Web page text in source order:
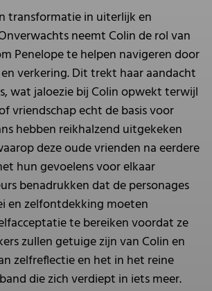
transformatie in uiterlijk en
neemt Colin de rol van
Penelope te helpen navigeren door
verkering. Dit trekt haar aandacht
wat jaloezie bij Colin opwekt terwijl
vriendschap echt de basis voor
hebben reikhalzend uitgekeken
deze oude vrienden na eerdere
hun gevoelens voor elkaar
benadrukken dat de personages
en zelfontdekking moeten
te bereiken voordat ze
zullen getuige zijn van Colin en
zelfreflectie en het in het reine
die zich verdiept in iets meer.